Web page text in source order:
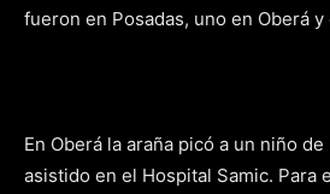
fueron en Posadas, uno en Oberá
En Oberá la araña picó a un niño
asistido en el Hospital Samic. Para